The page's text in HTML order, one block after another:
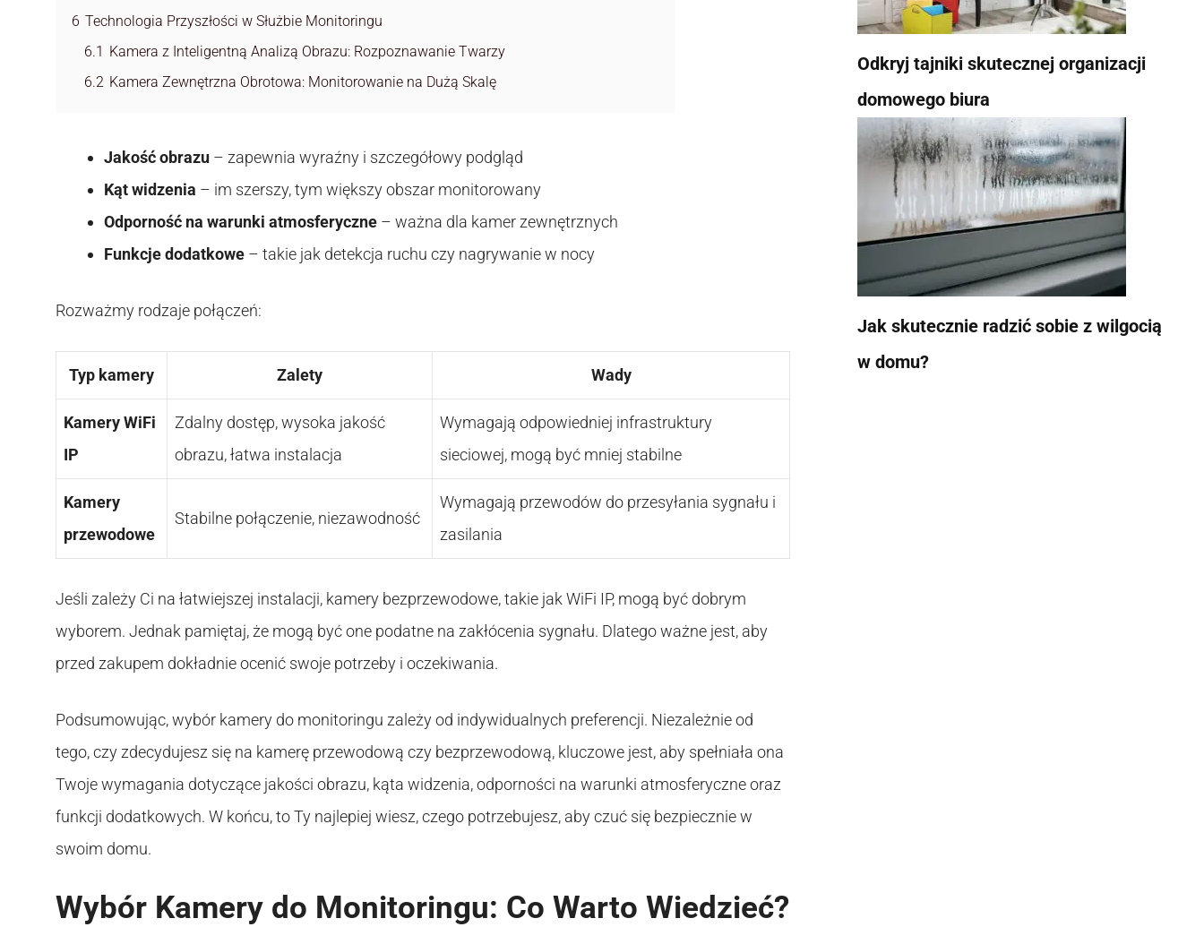
6 Technologia Przyszłości w Służbie Monitoringu
6.1 Kamera z Inteligentną Analizą Obrazu: Rozpoznawanie Twarzy
6.2 Kamera Zewnętrzna Obrotowa: Monitorowanie na Dużą Skalę
Jakość obrazu – zapewnia wyraźny i szczegółowy podgląd
Kąt widzenia – im szerszy, tym większy obszar monitorowany
Odporność na warunki atmosferyczne – ważna dla kamer zewnętrznych
Funkcje dodatkowe – takie jak detekcja ruchu czy nagrywanie w nocy
Rozważmy rodzaje połączeń:
Typ kamery Zalety Wady
Kamery WiFi
IP
Zdalny dostęp, wysoka jakość
obrazu, łatwa instalacja
Wymagają odpowiedniej infrastruktury
sieciowej, mogą być mniej stabilne
Kamery
przewodowe
Stabilne połączenie, niezawodność
Wymagają przewodów do przesyłania sygnału i
zasilania
Jeśli zależy Ci na łatwiejszej instalacji, kamery bezprzewodowe, takie jak WiFi IP, mogą być dobrym
wyborem. Jednak pamiętaj, że mogą być one podatne na zakłócenia sygnału. Dlatego ważne jest, aby
przed zakupem dokładnie ocenić swoje potrzeby i oczekiwania.
Podsumowując, wybór kamery do monitoringu zależy od indywidualnych preferencji. Niezależnie od
tego, czy zdecydujesz się na kamerę przewodową czy bezprzewodową, kluczowe jest, aby spełniała ona
Twoje wymagania dotyczące jakości obrazu, kąta widzenia, odporności na warunki atmosferyczne oraz
funkcji dodatkowych. W końcu, to Ty najlepiej wiesz, czego potrzebujesz, aby czuć się bezpiecznie w
swoim domu.
Wybór Kamery do Monitoringu: Co Warto Wiedzieć?
Odkryj tajniki skutecznej organizacji
domowego biura
Jak skutecznie radzić sobie z wilgocią
w domu?